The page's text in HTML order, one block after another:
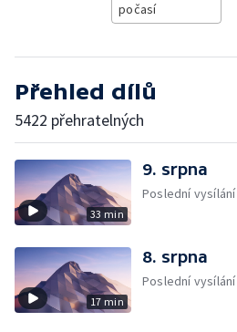
počasí
Přehled dílů
5422 přehratelných
33 min
9. srpna
Poslední vysílání
17 min
8. srpna
Poslední vysílání